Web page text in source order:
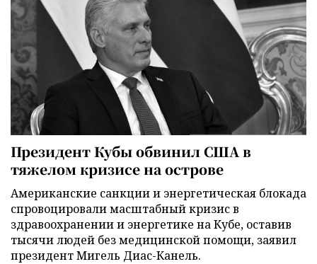
Президент Кубы обвинил США в
тяжелом кризисе на острове
Американские санкции и энергетическая блокада
спровоцировали масштабный кризис в
здравоохранении и энергетике на Кубе, оставив
тысячи людей без медицинской помощи, заявил
президент Мигель Диас-Канель.